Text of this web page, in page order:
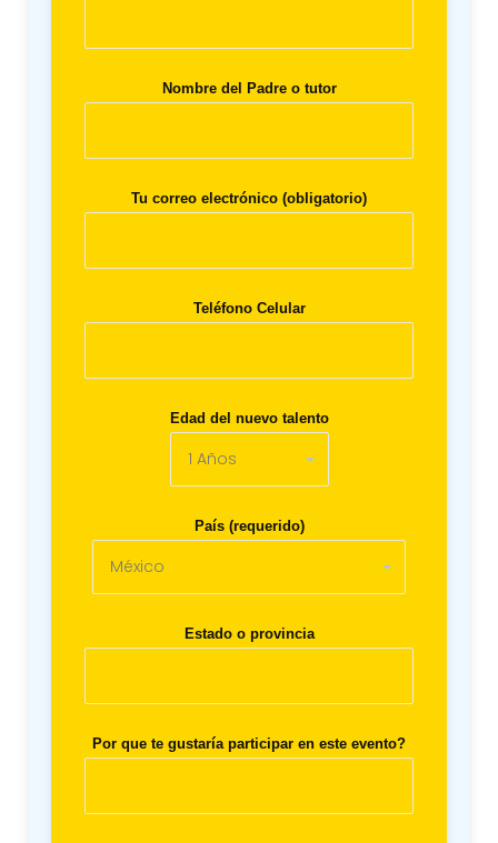
Nombre del Padre o tutor
Tu correo electrónico (obligatorio)
Teléfono Celular
Edad del nuevo talento
País (requerido)
Estado o provincia
Por que te gustaría participar en este evento?